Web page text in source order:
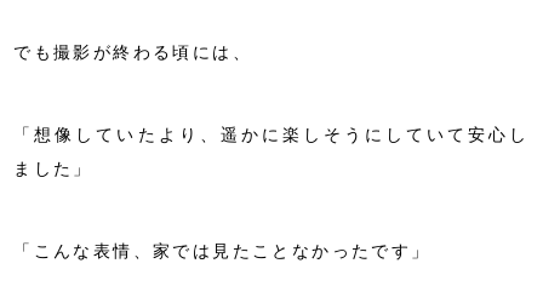
でも撮影が終わる頃には、
「想像していたより、遥かに楽しそうにしていて安心し
ました」
「こんな表情、家では見たことなかったです」